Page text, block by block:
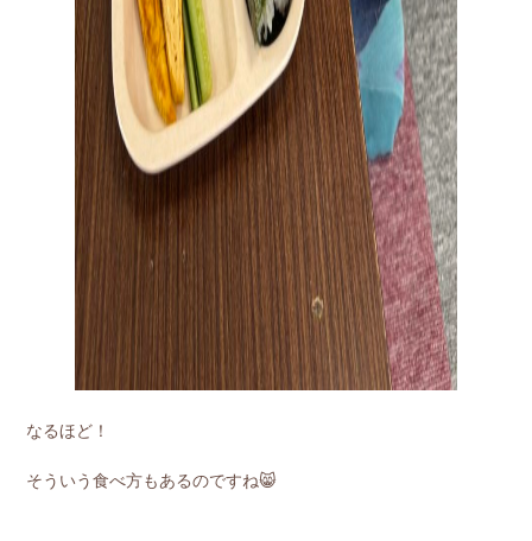
なるほど！
そういう食べ方もあるのですね😸